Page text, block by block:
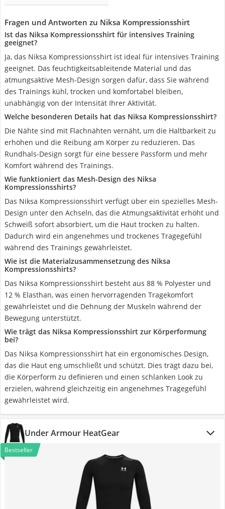
Fragen und Antworten zu Niksa Kompressionsshirt
Ist das Niksa Kompressionsshirt für intensives Training
geeignet?
Ja, das Niksa Kompressionsshirt ist ideal für intensives Training
geeignet. Das feuchtigkeitsableitende Material und das
atmungsaktive Mesh-Design sorgen dafür, dass Sie während
des Trainings kühl, trocken und komfortabel bleiben,
unabhängig von der Intensität Ihrer Aktivität.
Welche besonderen Details hat das Niksa Kompressionsshirt?
Die Nähte sind mit Flachnähten vernäht, um die Haltbarkeit zu
erhöhen und die Reibung am Körper zu reduzieren. Das
Rundhals-Design sorgt für eine bessere Passform und mehr
Komfort während des Trainings.
Wie funktioniert das Mesh-Design des Niksa
Kompressionsshirts?
Das Niksa Kompressionsshirt verfügt über ein spezielles Mesh-
Design unter den Achseln, das die Atmungsaktivität erhöht und
Schweiß sofort absorbiert, um die Haut trocken zu halten.
Dadurch wird ein angenehmes und trockenes Tragegefühl
während des Trainings gewährleistet.
Wie ist die Materialzusammensetzung des Niksa
Kompressionsshirts?
Das Niksa Kompressionsshirt besteht aus 88 % Polyester und
12 % Elasthan, was einen hervorragenden Tragekomfort
gewährleistet und die Dehnung der Muskeln während der
Bewegung unterstützt.
Wie trägt das Niksa Kompressionsshirt zur Körperformung
bei?
Das Niksa Kompressionsshirt hat ein ergonomisches Design,
das die Haut eng umschließt und schützt. Dies trägt dazu bei,
die Körperform zu definieren und einen schlanken Look zu
erzielen, während gleichzeitig ein angenehmes Tragegefühl
gewährleistet wird.
Under Armour HeatGear
Bestseller